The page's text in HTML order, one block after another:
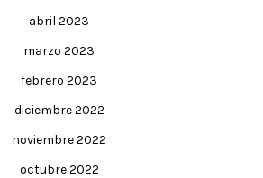
abril 2023
marzo 2023
febrero 2023
diciembre 2022
noviembre 2022
octubre 2022